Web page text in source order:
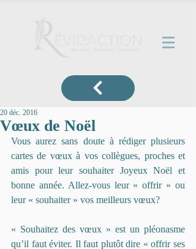
Vœux de Noël
20 déc. 2016
Vous aurez sans doute à rédiger plusieurs
cartes de vœux à vos collègues, proches et
amis pour leur souhaiter Joyeux Noël et
bonne année. Allez-vous leur « offrir » ou
leur « souhaiter » vos meilleurs vœux?
« Souhaitez des vœux » est un pléonasme
qu’il faut éviter. Il faut plutôt dire « offrir ses